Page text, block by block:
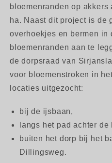
bloemenranden op
ha. Naast dit project is de
overhoekjes en bermen in
bloemenranden aan te
de dorpsraad van
voor bloemenstroken in
locaties uitgezocht:
bij de ijsbaan,
langs het pad achter
buiten het dorp bij het
Dillingsweg.